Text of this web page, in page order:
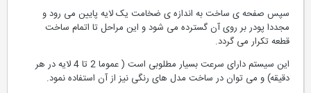
سپس صفحه ی ساخت به اندازه ی ضخامت یک لایه پایین می رود و
مجددا پودر بر روی آن گسترده می شود و این مراحل تا اتمام ساخت
قطعه تکرار می گردد.
این سیستم دارای سرعت بسیار مطلوبی است ( عموما 2 تا 4 لایه در هر
دقیقه‌) و می توان در ساخت مدل های رنگی نیز از آن استفاده نمود.